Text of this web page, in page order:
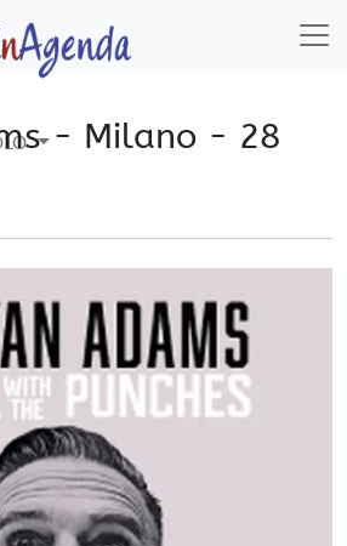
- Milano - 28